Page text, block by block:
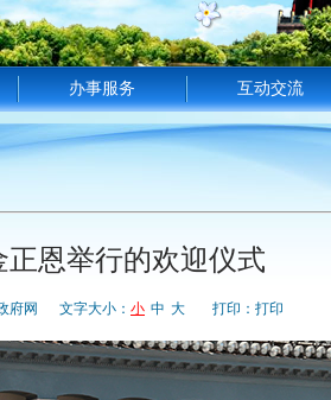
办事服务 互动交流
正恩举行的欢迎仪式
府网 文字大小： 小 中 大 打印： 打印